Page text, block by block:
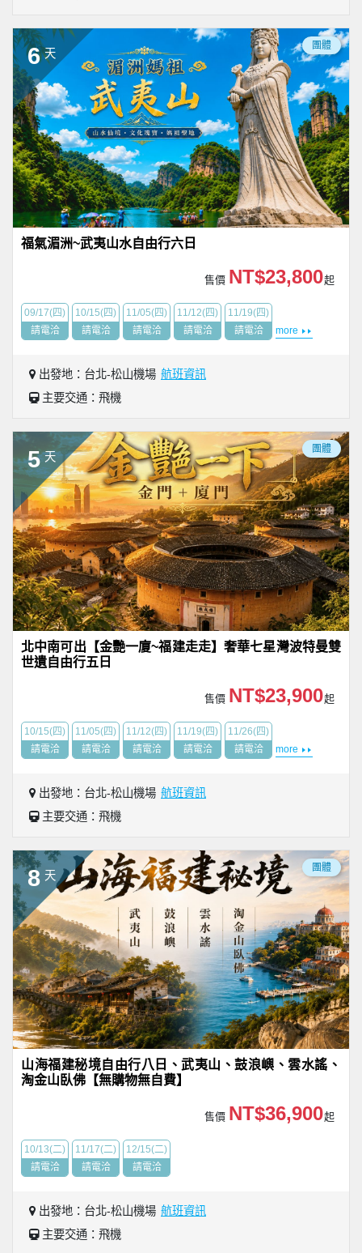
6 天
團體
福氣湄洲~武夷山水自由行六日
售價 NT$23,800起
09/17(四)
請電洽
10/15(四)
請電洽
11/05(四)
請電洽
11/12(四)
請電洽
11/19(四)
請電洽
more
出發地：台北-松山機場 航班資訊
主要交通：飛機
5 天
團體
北中南可出【金艷一廈~福建走走】奢華七星灣波特曼雙
世遺自由行五日
售價 NT$23,900起
10/15(四)
請電洽
11/05(四)
請電洽
11/12(四)
請電洽
11/19(四)
請電洽
11/26(四)
請電洽
more
出發地：台北-松山機場 航班資訊
主要交通：飛機
8 天
團體
山海福建秘境自由行八日、武夷山、鼓浪嶼、雲水謠、
淘金山臥佛【無購物無自費】
售價 NT$36,900起
10/13(二)
請電洽
11/17(二)
請電洽
12/15(二)
請電洽
出發地：台北-松山機場 航班資訊
主要交通：飛機